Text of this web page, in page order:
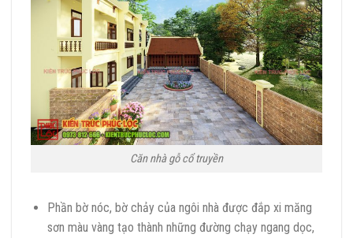
Căn nhà gỗ cổ truyền
Phần bờ nóc, bờ chảy của ngôi nhà được đắp xi măng
sơn màu vàng tạo thành những đường chạy ngang dọc,